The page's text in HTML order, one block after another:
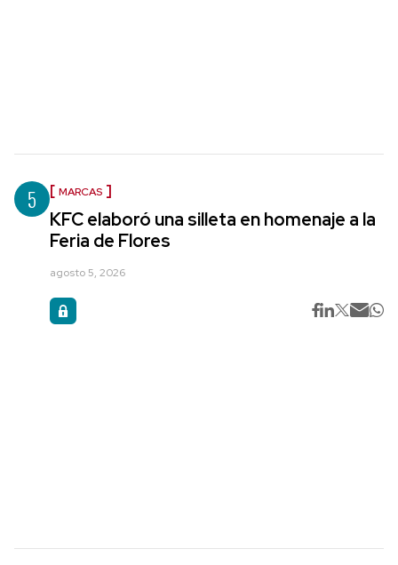
5 MARCAS
KFC elaboró una silleta en homenaje a la
Feria de Flores
agosto 5, 2026